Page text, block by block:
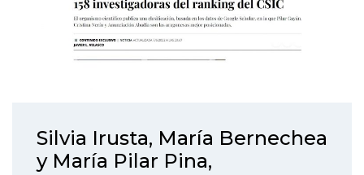
Silvia Irusta, María Bernechea
y María Pilar Pina,